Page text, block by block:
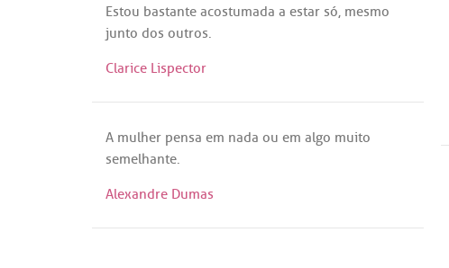
Estou bastante acostumada a estar só, mesmo
junto dos outros.
Clarice Lispector
A mulher pensa em nada ou em algo muito
semelhante.
Alexandre Dumas